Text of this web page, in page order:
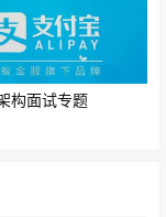
是简单高效，算
构面试专题